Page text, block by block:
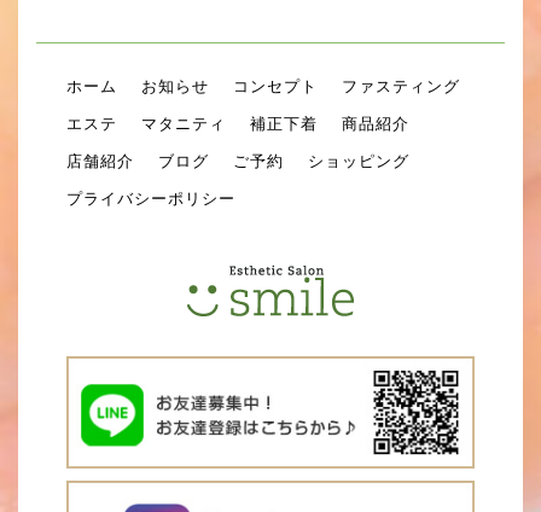
ホーム お知らせ コンセプト ファスティング
エステ マタニティ 補正下着 商品紹介
店舗紹介 ブログ ご予約 ショッピング
プライバシーポリシー